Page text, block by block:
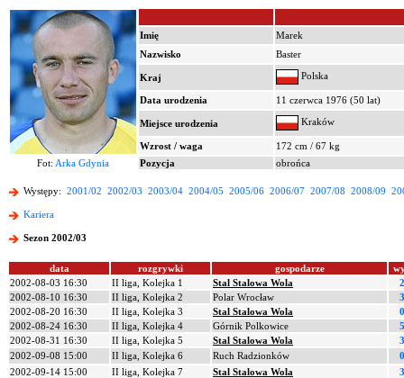
Imię
Marek
Nazwisko
Baster
Kraj Polska
Data urodzenia 11 czerwca 1976 (50 lat)
Miejsce urodzenia Kraków
Wzrost / waga
172 cm / 67 kg
Fot: Arka Gdynia Pozycja obrońca
Występy: 2001/02 2002/03 2003/04 2004/05 2005/06 2006/07 2007/08 2008/09
Kariera
Sezon 2002/03
data rozgrywki gospodarze
2002-08-03 16:30
II liga, Kolejka 1 Stal Stalowa Wola
2002-08-10 16:30
II liga, Kolejka 2 Polar Wrocław
2002-08-20 16:30
II liga, Kolejka 3 Stal Stalowa Wola
2002-08-24 16:30
II liga, Kolejka 4 Górnik Polkowice
2002-08-31 16:30
II liga, Kolejka 5 Stal Stalowa Wola
2002-09-08 15:00
II liga, Kolejka 6 Ruch Radzionków
2002-09-14 15:00
II liga, Kolejka 7 Stal Stalowa Wola